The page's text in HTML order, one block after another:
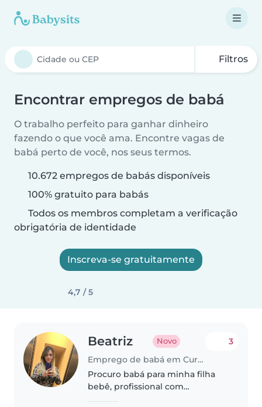
Filtros
Encontrar empregos de babá
O trabalho perfeito para ganhar dinheiro
fazendo o que você ama. Encontre vagas de
babá perto de você, nos seus termos.
10.672 empregos de babás disponíveis
100% gratuito para babás
Todos os membros completam a verificação
obrigatória de identidade
Inscreva-se gratuitamente
4,7 / 5
Beatriz Novo
Emprego de babá em Curitiba
3
Procuro babá para minha filha
bebê, profissional com